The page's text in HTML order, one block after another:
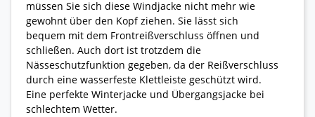
müssen Sie sich diese Windjacke nicht mehr wie
gewohnt über den Kopf ziehen. Sie lässt sich
bequem mit dem Frontreißverschluss öffnen und
schließen. Auch dort ist trotzdem die
Nässeschutzfunktion gegeben, da der Reißverschluss
durch eine wasserfeste Klettleiste geschützt wird.
Eine perfekte Winterjacke und Übergangsjacke bei
schlechtem Wetter.